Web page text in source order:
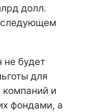
долл.
будет
для
и
фондами, а